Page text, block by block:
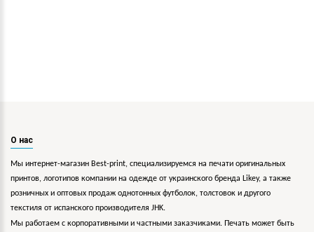
О нас
Мы интернет-магазин Best-print, специализируемся на печати оригинальных
принтов, логотипов компании на одежде от украинского бренда Likey, а также
розничных и оптовых продаж однотонных футболок, толстовок и другого
текстиля от испанского производителя JHK.
Мы работаем с корпоративными и частными заказчиками. Печать может быть